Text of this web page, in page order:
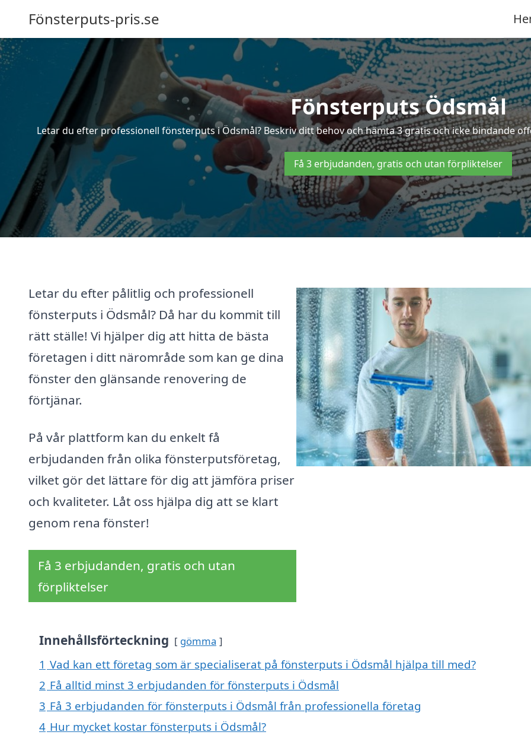
Fönsterputs-pris.se
Fönsterputs Ödsmål
Letar du efter professionell fönsterputs i Ödsmål? Beskriv ditt behov och hämta 3 gratis och icke bindande
Få 3 erbjudanden, gratis och utan förpliktelser
Letar du efter pålitlig och professionell
fönsterputs i Ödsmål? Då har du kommit till
rätt ställe! Vi hjälper dig att hitta de bästa
företagen i ditt närområde som kan ge dina
fönster den glänsande renovering de
förtjänar.
På vår plattform kan du enkelt få
erbjudanden från olika fönsterputsföretag,
vilket gör det lättare för dig att jämföra priser
och kvaliteter. Låt oss hjälpa dig att se klart
genom rena fönster!
Få 3 erbjudanden, gratis och utan
förpliktelser
Innehållsförteckning gömma
1 Vad kan ett företag som är specialiserat på fönsterputs i Ödsmål hjälpa till med?
2 Få alltid minst 3 erbjudanden för fönsterputs i Ödsmål
3 Få 3 erbjudanden för fönsterputs i Ödsmål från professionella företag
4 Hur mycket kostar fönsterputs i Ödsmål?